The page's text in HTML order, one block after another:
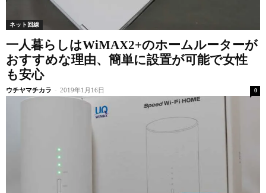
ネット回線
一人暮らしはWiMAX2+のホームルーターが
おすすめな理由、簡単に設置が可能で女性
も安心
ウチヤマチカラ - 2019年1月16日 0